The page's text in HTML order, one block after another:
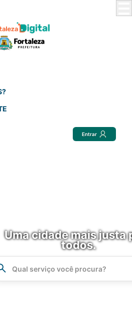
Entrar
Uma cidade mais justa
todos.